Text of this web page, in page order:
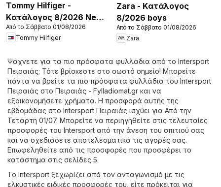
Tommy Hilfiger -
Kατάλογος 8/2026 New
in Men
Από το Σάββατο 01/08/2026
Tommy Hilfiger
Zara - Kατάλογος
8/2026 boys
Από το Σάββατο 01/08/2026
Zara
Ψάχνετε για τα πιο πρόσφατα φυλλάδια από το Intersport
Πειραιάς; Τότε βρίσκεστε στο σωστό σημείο! Μπορείτε
πάντα να βρείτε τα πιο πρόσφατα φυλλάδια του Intersport
Πειραιάς στο Πειραιάς - Fylladiomat.gr και να
εξοικονομήσετε χρήματα. Η προσφορά αυτής της
εβδομάδας στο Intersport Πειραιάς ισχύει για Από την
Τετάρτη 01/07. Μπορείτε να περιηγηθείτε στις τελευταίες
προσφορές του Intersport από την άνεση του σπιτιού σας
και να σχεδιάσετε αποτελεσματικά τις αγορές σας.
Επωφεληθείτε από τις προσφορές που προσφέρει το
κατάστημα στις σελίδες 5.
Το Intersport ξεχωρίζει από τον ανταγωνισμό με τις
ελκυστικές ειδικές προσφορές του, είτε πρόκειται για